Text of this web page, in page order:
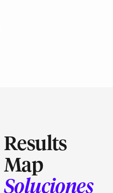
Results
Map
Soluciones